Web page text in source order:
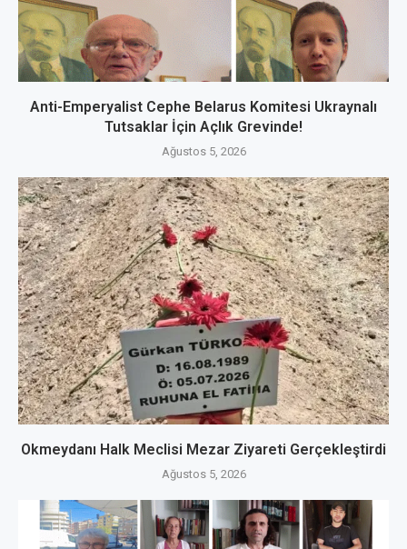
Anti-Emperyalist Cephe Belarus Komitesi Ukraynalı
Tutsaklar İçin Açlık Grevinde!
Ağustos 5, 2026
Okmeydanı Halk Meclisi Mezar Ziyareti Gerçekleştirdi
Ağustos 5, 2026